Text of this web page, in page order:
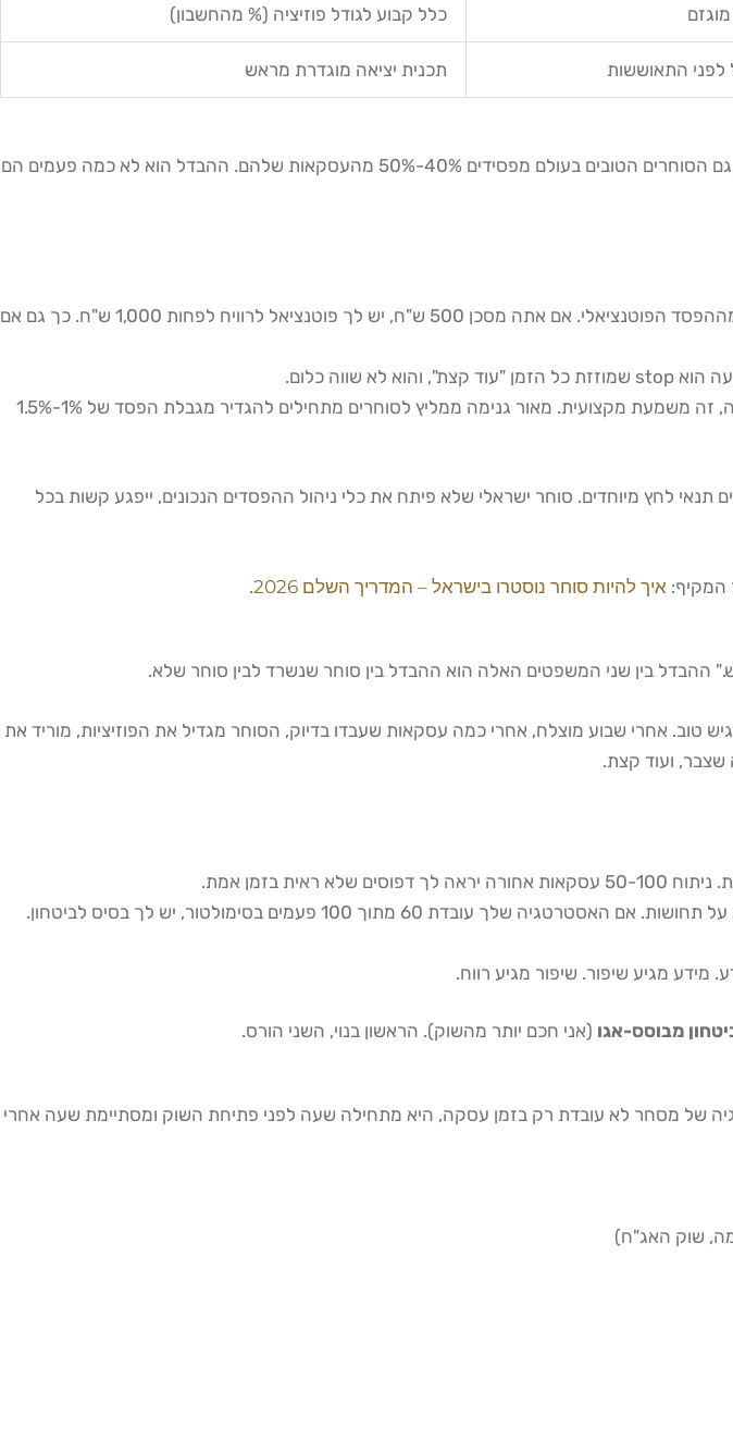
מוגזם כלל קבוע לגודל פוזיציה (% מהחשבון)
התאוששות תכנית יציאה מוגדרת מראש
ניהול הפסדים נכון הוא ליבת הפסיכולוגיה של מסחר מצליח. הפסדים הם חלק בלתי נפרד מהמסחר, גם הסוחרים הטובים בעולם מפסידים 40%-50% מהעסקאות שלהם. ההבדל הוא לא כמה פעמים הם
, בכל עסקה, הרווח הפוטנציאלי צריך להיות לפחות פי 2 מההפסד הפוטנציאלי. אם אתה מסכן 500 ש"ח, יש לך פוטנציאל לרוויח לפחות 1,000 ש"ח. כך גם אם
, קבע מספר ברור: אם הפסדת X ש"ח ביום, הפסקת לסחור. זה לא חולשה, זה משמעת מקצועית. מאור גנימה ממליץ לסוחרים מתחילים להגדיר מגבלת הפסד של 1%-1.5%
תנאי לחץ מיוחדים. סוחר ישראלי שלא פיתח את כלי ניהול ההפסדים הנכונים, ייפגע קשות בכל
המקיף: איך להיות סוחר נוסטרו בישראל – המדריך השלם 2026 .
ההבדל בין שני המשפטים האלה הוא ההבדל בין סוחר שנשרד לבין סוחר שלא.
טוב. אחרי שבוע מוצלח, אחרי כמה עסקאות שעבדו בדיוק, הסוחר מגדיל את הפוזיציות, מוריד את
בזמן אמת.
, בנה ביטחון על נתונים אמיתיים ולא על תחושות. אם האסטרטגיה שלך עובדת 60 מתוך 100 פעמים בסימולטור, יש לך בסיס לביטחון.
מגיע שיפור. שיפור מגיע רווח.
מבוסס-אגו (אני חכם יותר מהשוק). הראשון בנוי, השני הורס.
של מסחר לא עובדת רק בזמן עסקה, היא מתחילה שעה לפני פתיחת השוק ומסתיימת שעה אחרי
שוק האג"ח)